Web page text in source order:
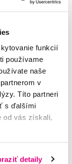
funkcií
používame
naše
v
Títo partneri
s ďalšími
od vás získali,
detaily